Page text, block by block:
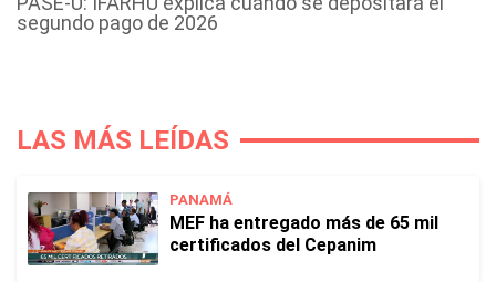
segundo pago de 2026
LAS MÁS LEÍDAS
PANAMÁ
MEF ha entregado más de 65 mil
certificados del Cepanim